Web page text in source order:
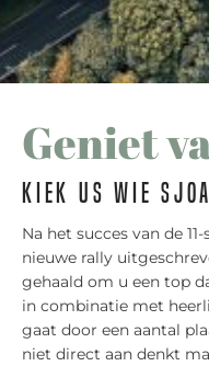
Geniet
Kiek us wie
Na het succes van de
nieuwe rally
gehaald om u een top
in combinatie met
gaat door een aantal
niet direct aan denkt